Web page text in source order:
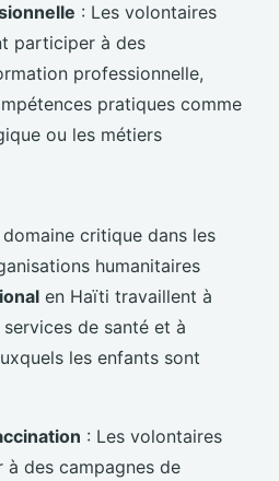
: Les volontaires
participer à des
professionnelle,
pratiques comme
ou les métiers
critique dans les
humanitaires
en Haïti travaillent à
de santé et à
les enfants sont
: Les volontaires
des campagnes de